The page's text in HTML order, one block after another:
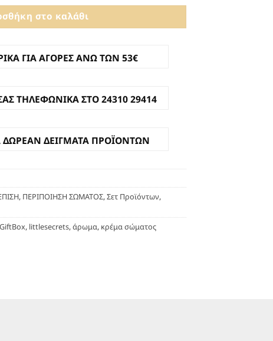
στο καλάθι
ΓΙΑ ΑΓΟΡΕΣ ΑΝΩ ΤΩΝ 53€
ΤΗΛΕΦΩΝΙΚΑ ΣΤΟ 24310 29414
ΔΕΙΓΜΑΤΑ ΠΡΟΪΟΝΤΩΝ
, ΠΕΡΙΠΟΙΗΣΗ ΣΩΜΑΤΟΣ,Σετ Προϊόντων,
GiftBox, littlesecrets,άρωμα, κρέμα σώματος